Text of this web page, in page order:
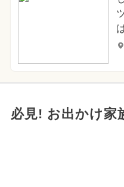
必見! お出かけ家